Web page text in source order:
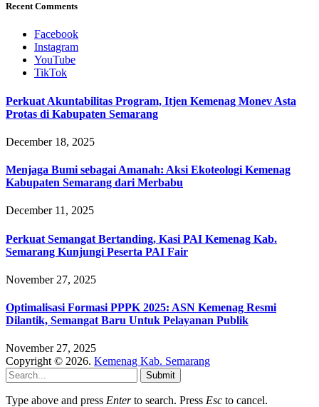
Recent Comments
Facebook
Instagram
YouTube
TikTok
Perkuat Akuntabilitas Program, Itjen Kemenag Monev Asta
Protas di Kabupaten Semarang
December 18, 2025
Menjaga Bumi sebagai Amanah: Aksi Ekoteologi Kemenag
Kabupaten Semarang dari Merbabu
December 11, 2025
Perkuat Semangat Bertanding, Kasi PAI Kemenag Kab.
Semarang Kunjungi Peserta PAI Fair
November 27, 2025
Optimalisasi Formasi PPPK 2025: ASN Kemenag Resmi
Dilantik, Semangat Baru Untuk Pelayanan Publik
November 27, 2025
Copyright © 2026. Kemenag Kab. Semarang
Submit
Type above and press Enterto search. Press Esc to cancel.